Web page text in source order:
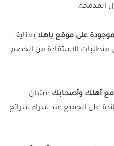
على موقع ياهلا بعناية،
الاستفادة من الخصم
عشان
على الجميع عند شراء شرائح